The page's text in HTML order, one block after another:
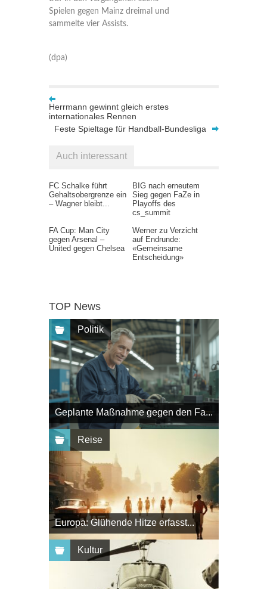
Spielen gegen Mainz dreimal und
sammelte vier Assists.
(dpa)
Herrmann gewinnt gleich erstes
internationales Rennen
Feste Spieltage für Handball-Bundesliga
Auch interessant
FC Schalke führt
Gehaltsobergrenze ein
– Wagner bleibt...
BIG nach erneutem
Sieg gegen FaZe in
Playoffs des
cs_summit
FA Cup: Man City
gegen Arsenal –
United gegen Chelsea
Werner zu Verzicht
auf Endrunde:
«Gemeinsame
Entscheidung»
TOP News
Politik
Geplante Maßnahme gegen den Fa...
Reise
Europa: Glühende Hitze erfasst...
Kultur